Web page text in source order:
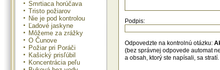
Smrtiaca horúčava
Tristo požiarov
Nie je pod kontrolou
Ľadové jaskyne
Môžeme za zrážky
O Čunove
Požiar pri Poráči
Kašický prisľúbil
Koncentrácia peľu
Podpis:
Odpovedzte na kontrolnú otázku:
(bez správnej odpovede automat
a obsah, ktorý ste napísali, sa